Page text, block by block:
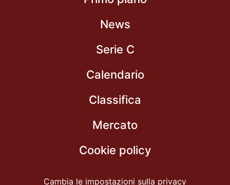
News
Serie C
Calendario
Classifica
Mercato
Cookie policy
Cambia le impostazioni sulla privacy